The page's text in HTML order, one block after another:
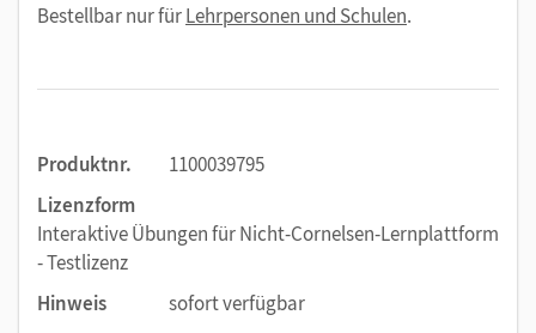
individuelle Rechenwege der Lernenden automatisch
selbstständig arbeiten können - im Unterricht oder zu
behalten Sie den Lernstand stets im Blick.
In der automatischen Ergebniskontrolle erhalten die
Schüler/-innen gezielte Hinweise und gelangen
selbstständig zur Lösung. Das sorgt für
Erfolgserlebnisse.
Bestellbar nur fürLehrpersonen und Schulen.
Produktnr.
1100039795
Lizenzform
Interaktive Übungen für Nicht-Cornelsen-Lernplattform
- Testlizenz
Hinweis
sofort verfügbar